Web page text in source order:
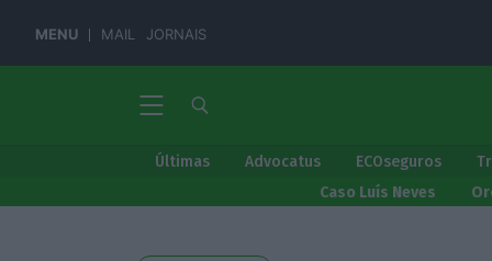
MENU MAIL JORNAIS
Últimas Advocatus ECOseguros
Caso Luís Neves